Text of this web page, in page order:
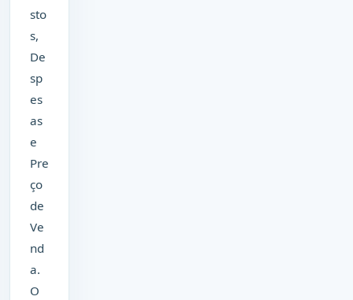
sto
s,
De
sp
es
as
e
Pre
ço
de
Ve
nd
a.
O